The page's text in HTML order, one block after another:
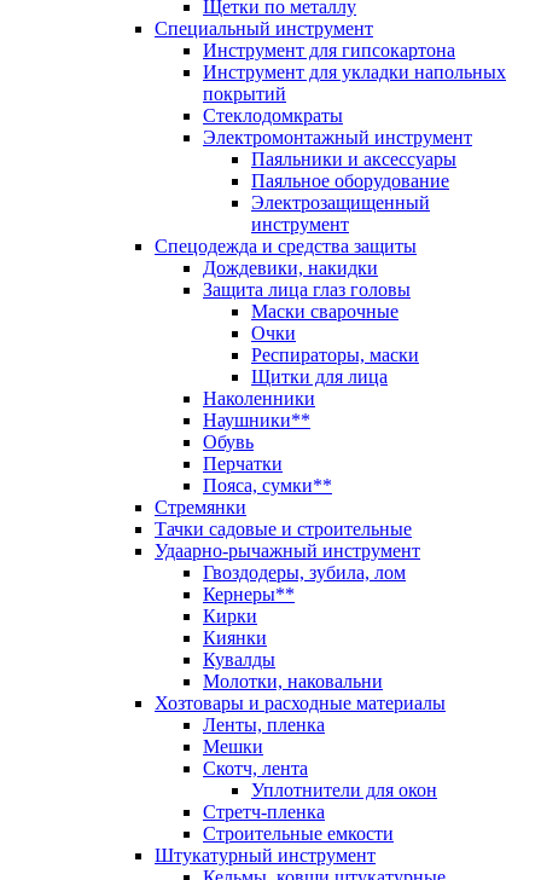
Щетки по металлу
Специальный инструмент
Инструмент для гипсокартона
Инструмент для укладки напольных
покрытий
Стеклодомкраты
Электромонтажный инструмент
Паяльники и аксессуары
Паяльное оборудование
Электрозащищенный
инструмент
Спецодежда и средства защиты
Дождевики, накидки
Защита лица глаз головы
Маски сварочные
Очки
Респираторы, маски
Щитки для лица
Наколенники
Наушники**
Обувь
Перчатки
Пояса, сумки**
Стремянки
Тачки садовые и строительные
Удаарно-рычажный инструмент
Гвоздодеры, зубила, лом
Кернеры**
Кирки
Киянки
Кувалды
Молотки, наковальни
Хозтовары и расходные материалы
Ленты, пленка
Мешки
Скотч, лента
Уплотнители для окон
Стретч-пленка
Строительные емкости
Штукатурный инструмент